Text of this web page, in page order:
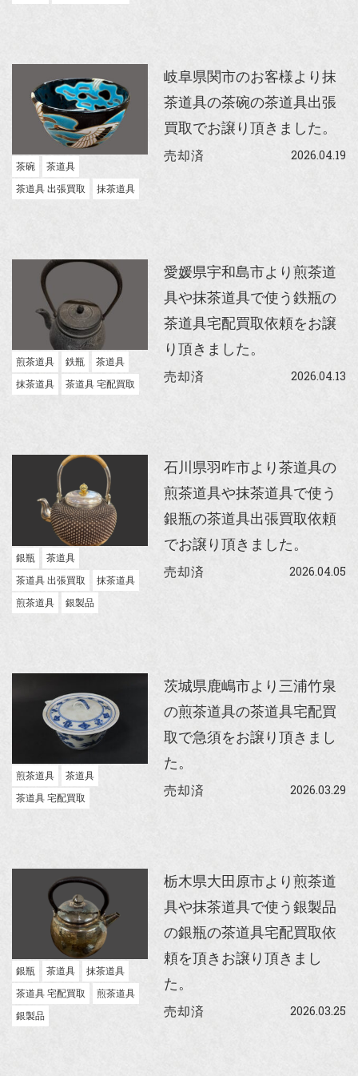
茶碗
茶道具
茶道具 出張買取
抹茶道具
岐阜県関市のお客様より抹
茶道具の茶碗の茶道具出張
買取でお譲り頂きました。
売却済 2026.04.19
煎茶道具 鉄瓶
茶道具
抹茶道具
茶道具 宅配買取
愛媛県宇和島市より煎茶道
具や抹茶道具で使う鉄瓶の
茶道具宅配買取依頼をお譲
り頂きました。
売却済 2026.04.13
銀瓶
茶道具
茶道具 出張買取
抹茶道具
煎茶道具
銀製品
石川県羽咋市より茶道具の
煎茶道具や抹茶道具で使う
銀瓶の茶道具出張買取依頼
でお譲り頂きました。
売却済 2026.04.05
煎茶道具
茶道具
茶道具 宅配買取
茨城県鹿嶋市より三浦竹泉
の煎茶道具の茶道具宅配買
取で急須をお譲り頂きまし
た。
売却済 2026.03.29
銀瓶 茶道具
抹茶道具
茶道具 宅配買取
煎茶道具
銀製品
栃木県大田原市より煎茶道
具や抹茶道具で使う銀製品
の銀瓶の茶道具宅配買取依
頼を頂きお譲り頂きまし
た。
売却済 2026.03.25